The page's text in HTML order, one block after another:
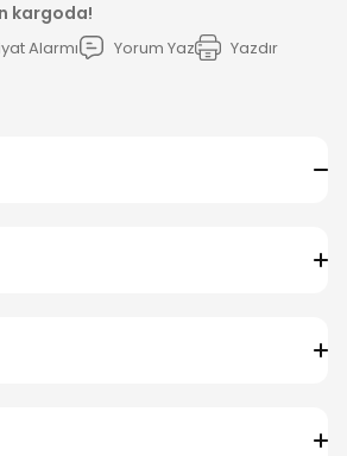
kargoda!
Alarmı Yorum Yaz Yazdır